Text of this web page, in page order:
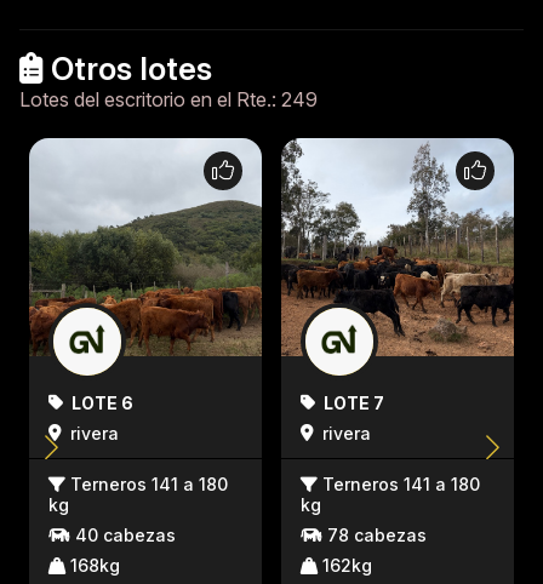
Otros lotes
Lotes del escritorio en el Rte.: 249
LOTE 6
rivera
Terneros 141 a 180
kg
40 cabezas
168kg
LOTE 7
rivera
Terneros 141 a 180
kg
78 cabezas
162kg